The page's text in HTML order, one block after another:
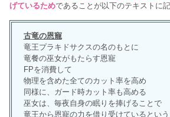
げているためであることが以下のテキストに
古竜の恩寵
竜王プラキドサクスの名のもとに
竜餐の巫女がもたらす恩寵
FPを消費して
物理を含めた全てのカット率を高め
同様に、ガード時カット率も高める
巫女は、毎夜自身の眠りを捧げることで
竜王から恩寵の力を借り受けているという